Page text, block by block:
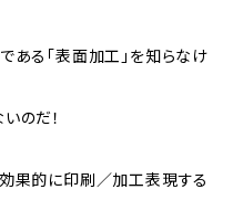
ある「表面加工」を知らなけ
のだ！
果的に印刷／加工表現する